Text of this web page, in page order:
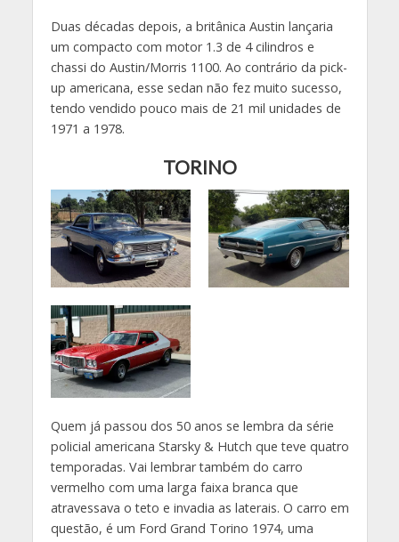
Duas décadas depois, a britânica Austin lançaria
um compacto com motor 1.3 de 4 cilindros e
chassi do Austin/Morris 1100. Ao contrário da pick-
up americana, esse sedan não fez muito sucesso,
tendo vendido pouco mais de 21 mil unidades de
1971 a 1978.
TORINO
Quem já passou dos 50 anos se lembra da série
policial americana Starsky & Hutch que teve quatro
temporadas. Vai lembrar também do carro
vermelho com uma larga faixa branca que
atravessava o teto e invadia as laterais. O carro em
questão, é um Ford Grand Torino 1974, uma